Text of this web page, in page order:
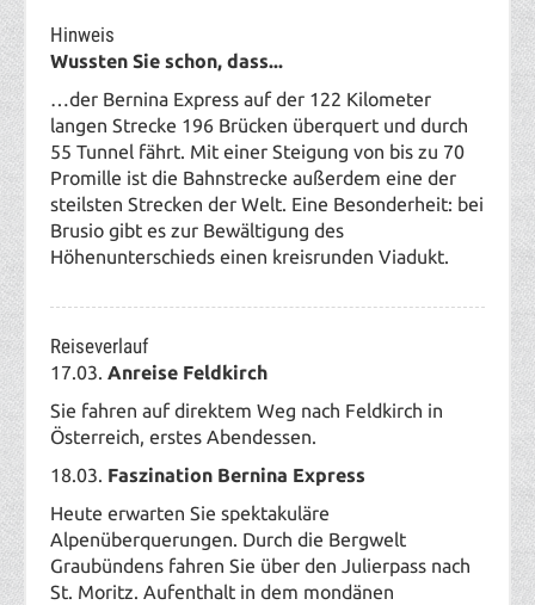
Hinweis
Wussten Sie schon, dass...
…der Bernina Express auf der 122 Kilometer
langen Strecke 196 Brücken überquert und durch
55 Tunnel fährt. Mit einer Steigung von bis zu 70
Promille ist die Bahnstrecke außerdem eine der
steilsten Strecken der Welt. Eine Besonderheit: bei
Brusio gibt es zur Bewältigung des
Höhenunterschieds einen kreisrunden Viadukt.
Reiseverlauf
17.03. Anreise Feldkirch
Sie fahren auf direktem Weg nach Feldkirch in
Österreich, erstes Abendessen.
18.03. Faszination Bernina Express
Heute erwarten Sie spektakuläre
Alpenüberquerungen. Durch die Bergwelt
Graubündens fahren Sie über den Julierpass nach
St. Moritz. Aufenthalt in dem mondänen